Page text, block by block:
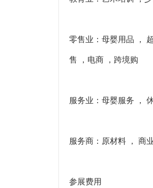
零售业：母婴用品 ，
售 ，电商 ，跨境购
服务业：母婴服务 ，
服务商：原材料 ， 商
参展费用